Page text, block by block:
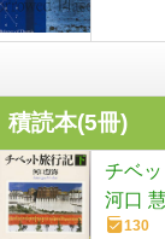
積読本(5冊)
チベ
河口
130